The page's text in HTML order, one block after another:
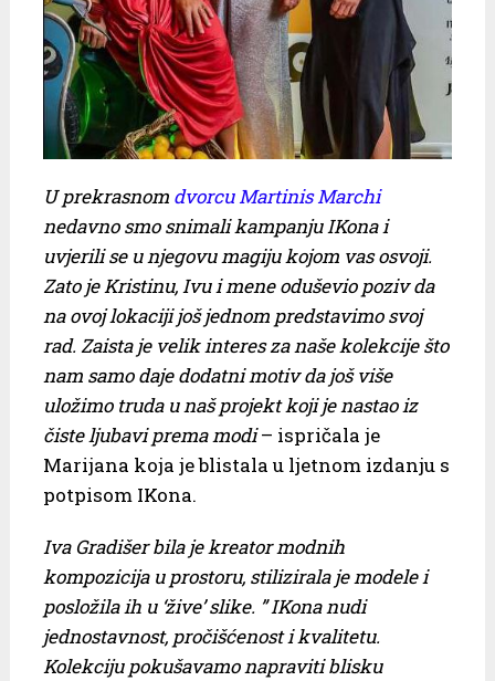
U prekrasnom dvorcu Martinis Marchi
nedavno smo snimali kampanju IKona i
uvjerili se u njegovu magiju kojom vas osvoji.
Zato je Kristinu, Ivu i mene oduševio poziv da
na ovoj lokaciji još jednom predstavimo svoj
rad. Zaista je velik interes za naše kolekcije što
nam samo daje dodatni motiv da još više
uložimo truda u naš projekt koji je nastao iz
čiste ljubavi prema modi– ispričala je
Marijana koja je blistala u ljetnom izdanju s
potpisom IKona.
Iva Gradišer bila je kreator modnih
kompozicija u prostoru, stilizirala je modele i
posložila ih u ‘žive’ slike. ” IKona nudi
jednostavnost, pročišćenost i kvalitetu.
Kolekciju pokušavamo napraviti blisku